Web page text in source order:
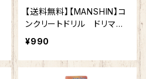
【送料無料】【MANSHIN】コ
ンクリートドリル ドリマ
ル 4.0mm 六角軸 陶
ク モルタル インパクト
¥990